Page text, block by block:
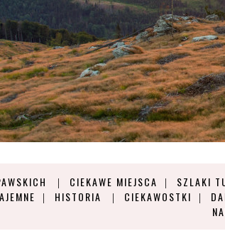
CIEKAWE MIEJSCA SZLAKI
HISTORIA CIEKAWOSTKI